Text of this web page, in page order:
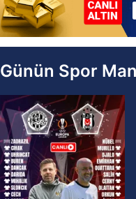
Günün Spor